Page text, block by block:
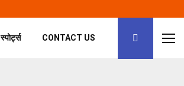
स्पोर्ट्स CONTACT US